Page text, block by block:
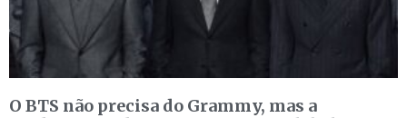
O BTS não precisa do Grammy, mas a